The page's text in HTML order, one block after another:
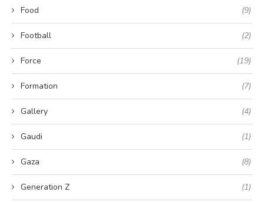
Food (9)
Football (2)
Force (19)
Formation (7)
Gallery (4)
Gaudi (1)
Gaza (8)
Generation Z (1)